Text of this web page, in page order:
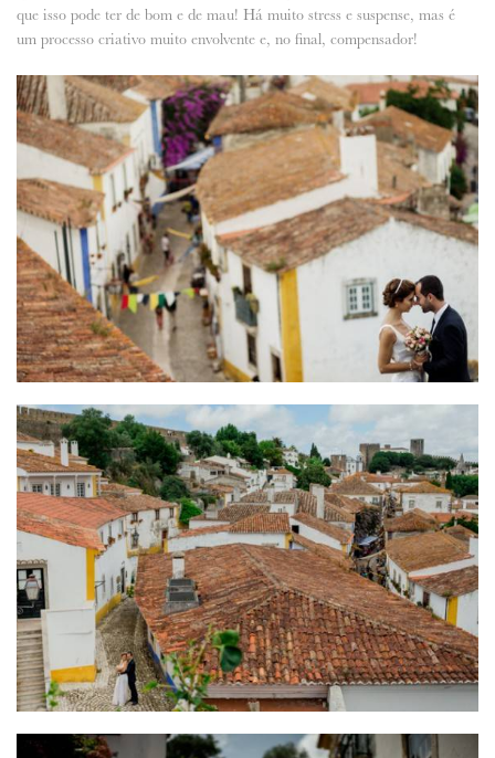
que isso pode ter de bom e de mau! Há muito stress e suspense, mas é
um processo criativo muito envolvente e, no final, compensador!